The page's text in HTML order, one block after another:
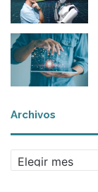
Archivos
r